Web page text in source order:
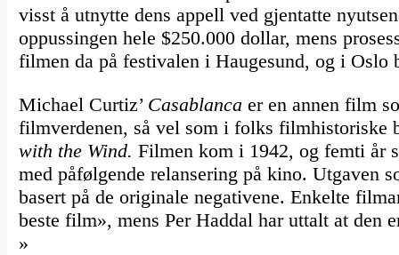
visst å utnytte dens appell ved gjentatte
oppussingen hele $250.000 dollar, mens
filmen da på festivalen i Haugesund, og i Oslo
Michael Curtiz’ Casablanca er en annen film
filmverdenen, så vel som i folks filmhistoriske
with the Wind. Filmen kom i 1942, og femti år
med påfølgende relansering på kino. Utgaven
basert på de originale negativene. Enkelte
beste film», mens Per Haddal har uttalt at den
»